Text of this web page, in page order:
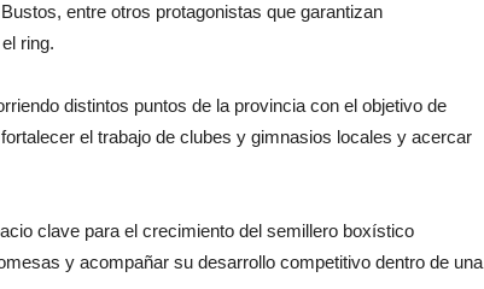
entre otros protagonistas que garantizan
ring.
distintos puntos de la provincia con el objetivo de
el trabajo de clubes y gimnasios locales y acercar
clave para el crecimiento del semillero boxístico
y acompañar su desarrollo competitivo dentro de una